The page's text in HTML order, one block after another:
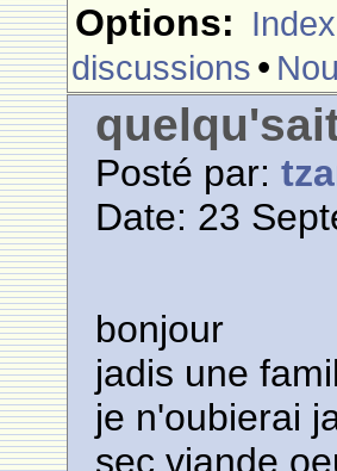
Options:
discussions •
Posté par:
Date: 23
bonjour
jadis une
je n'oubierai
sec viande